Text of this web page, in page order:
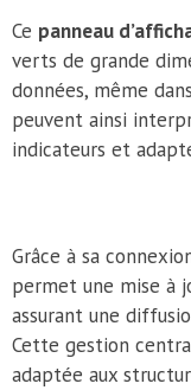
Ce panneau
verts de grande
données, même
peuvent ainsi
indicateurs et
Grâce à sa
permet une mise à
assurant une
Cette gestion
adaptée aux